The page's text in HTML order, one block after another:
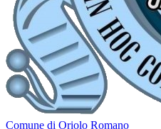
Comune di Oriolo Romano